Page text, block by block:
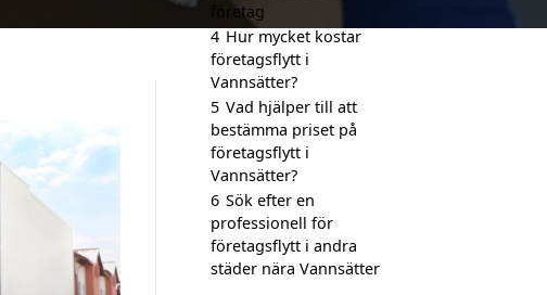
företag
4 Hur mycket kostar
företagsflytt i
Vannsätter?
5 Vad hjälper till att
bestämma priset på
företagsflytt i
Vannsätter?
6 Sök efter en
professionell för
företagsflytt i andra
städer nära Vannsätter